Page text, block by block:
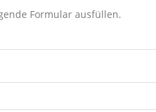
Formular ausfüllen.